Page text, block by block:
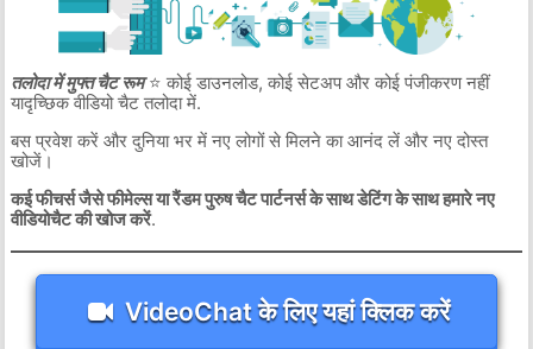
तलोदा में मुफ्त चैट रूम⭐ कोई डाउनलोड, कोई सेटअप और कोई पंजीकरण नहीं
यादृच्छिक वीडियो चैट तलोदा में.
बस प्रवेश करें और दुनिया भर में नए लोगों से मिलने का आनंद लें और नए दोस्त
खोजें।
कई फीचर्स जैसे फीमेल्स या रैंडम पुरुष चैट पार्टनर्स के साथ डेटिंग के साथ हमारे नए
वीडियोचैट की खोज करें.
VideoChat के लिए यहां क्लिक करें